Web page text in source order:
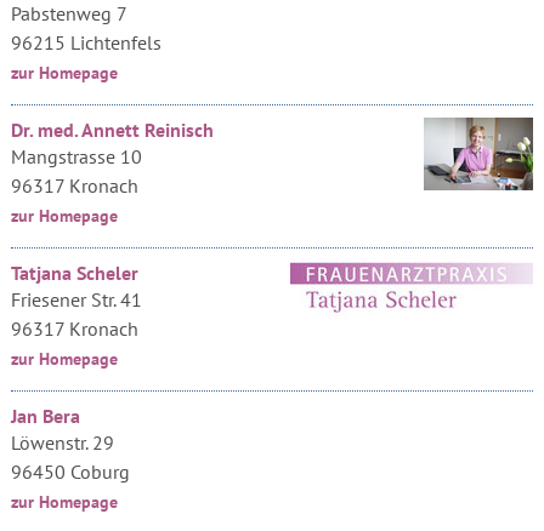
Pabstenweg 7
96215 Lichtenfels
zur Homepage
Dr. med. Annett Reinisch
Mangstrasse 10
96317 Kronach
zur Homepage
Tatjana Scheler
Friesener Str. 41
96317 Kronach
zur Homepage
Jan Bera
Löwenstr. 29
96450 Coburg
zur Homepage